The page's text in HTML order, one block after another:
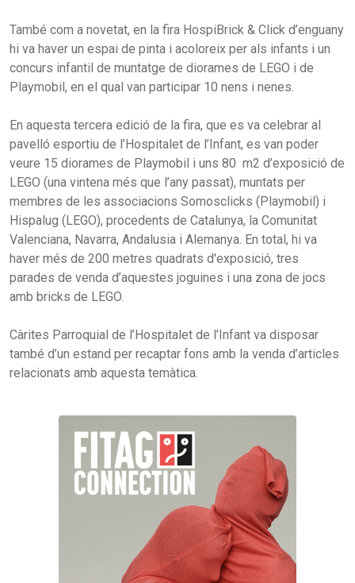
També com a novetat, en la fira HospiBrick & Click d’enguany
hi va haver un espai de pinta i acoloreix per als infants i un
concurs infantil de muntatge de diorames de LEGO i de
Playmobil, en el qual van participar 10 nens i nenes.
En aquesta tercera edició de la fira, que es va celebrar al
pavelló esportiu de l’Hospitalet de l’Infant, es van poder
veure 15 diorames de Playmobil i uns 80 m2 d’exposició de
LEGO (una vintena més que l’any passat), muntats per
membres de les associacions Somosclicks (Playmobil) i
Hispalug (LEGO), procedents de Catalunya, la Comunitat
Valenciana, Navarra, Andalusia i Alemanya. En total, hi va
haver més de 200 metres quadrats d'exposició, tres
parades de venda d’aquestes joguines i una zona de jocs
amb bricks de LEGO.
Càrites Parroquial de l’Hospitalet de l’Infant va disposar
també d’un estand per recaptar fons amb la venda d’articles
relacionats amb aquesta temàtica.